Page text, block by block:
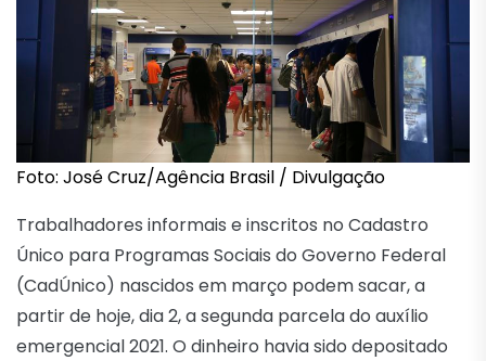
Foto: José Cruz/Agência Brasil / Divulgação
Trabalhadores informais e inscritos no Cadastro
Único para Programas Sociais do Governo Federal
(CadÚnico) nascidos em março podem sacar, a
partir de hoje, dia 2, a segunda parcela do auxílio
emergencial 2021. O dinheiro havia sido depositado